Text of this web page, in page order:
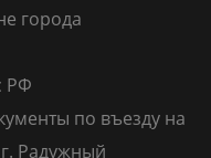
города
РФ
по въезду на
Радужный